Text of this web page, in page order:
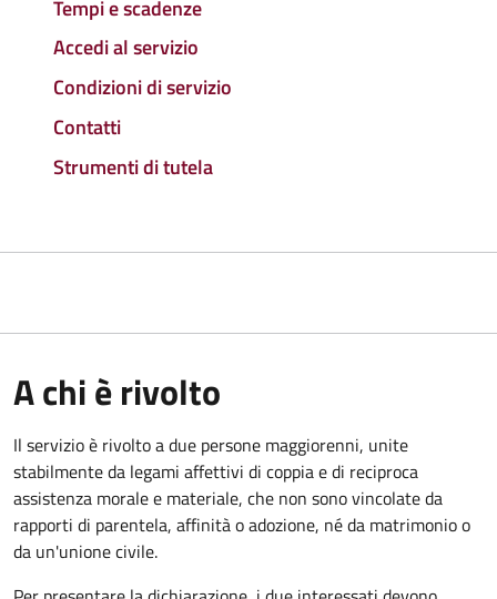
Tempi e scadenze
Accedi al servizio
Condizioni di servizio
Contatti
Strumenti di tutela
A chi è rivolto
Il servizio è rivolto a due persone maggiorenni, unite
stabilmente da legami affettivi di coppia e di reciproca
assistenza morale e materiale, che non sono vincolate da
rapporti di parentela, affinità o adozione, né da matrimonio o
da un'unione civile.